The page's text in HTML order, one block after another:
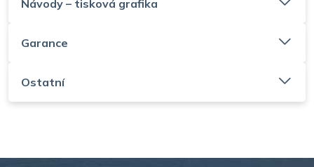
Návody – tisková grafika
Garance
Ostatní